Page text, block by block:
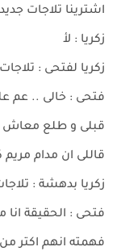
اشترينا تلاجات
زكريا : لأ
زكريا لفتحى :
فتحى : خالى .. عم
قبلى و طلع معاش
قاللى ان مدام
زكريا بدهشة :
فتحى : الحقيقة
فهمته انهم اكتر